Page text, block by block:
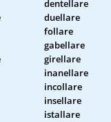
dentellare
duellare
follare
gabellare
girellare
inanellare
incollare
insellare
istallare